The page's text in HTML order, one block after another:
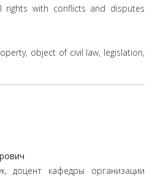
rights with conflicts and disputes
object of civil law, legislation,
доцент кафедры организации